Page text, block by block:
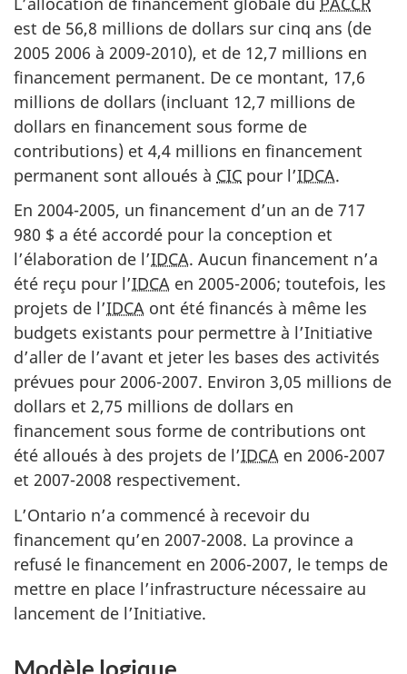
est de 56,8 millions de dollars sur cinq ans (de
2005 2006 à 2009-2010), et de 12,7 millions en
financement permanent. De ce montant, 17,6
millions de dollars (incluant 12,7 millions de
dollars en financement sous forme de
contributions) et 4,4 millions en financement
permanent sont alloués à CIC pour l’IDCA.
En 2004-2005, un financement d’un an de 717
980 $ a été accordé pour la conception et
l’élaboration de l’IDCA. Aucun financement n’a
été reçu pour l’IDCA en 2005-2006; toutefois, les
projets de l’IDCA ont été financés à même les
budgets existants pour permettre à l’Initiative
d’aller de l’avant et jeter les bases des activités
prévues pour 2006-2007. Environ 3,05 millions de
dollars et 2,75 millions de dollars en
financement sous forme de contributions ont
été alloués à des projets de l’IDCA en 2006-2007
et 2007-2008 respectivement.
L’Ontario n’a commencé à recevoir du
financement qu’en 2007-2008. La province a
refusé le financement en 2006-2007, le temps de
mettre en place l’infrastructure nécessaire au
lancement de l’Initiative.